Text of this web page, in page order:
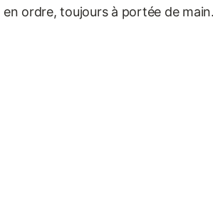
en ordre, toujours à portée de main.